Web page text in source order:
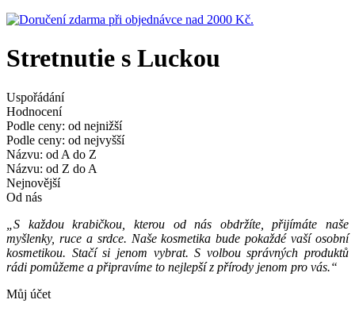
Stretnutie s Luckou
Uspořádání
Hodnocení
Podle ceny: od nejnižší
Podle ceny: od nejvyšší
Názvu: od A do Z
Názvu: od Z do A
Nejnovější
Od nás
„S každou krabičkou, kterou od nás obdržíte, přijímáte naše
myšlenky, ruce a srdce. Naše kosmetika bude pokaždé vaší osobní
kosmetikou. Stačí si jenom vybrat. S volbou správných produktů
rádi pomůžeme a připravíme to nejlepší z přírody jenom pro vás.“
Můj účet